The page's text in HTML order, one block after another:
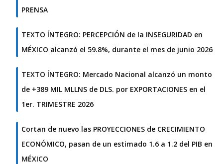
PRENSA
TEXTO ÍNTEGRO: PERCEPCIÓN de la INSEGURIDAD en
MÉXICO alcanzó el 59.8%, durante el mes de junio 2026
TEXTO ÍNTEGRO: Mercado Nacional alcanzó un monto
de +389 MIL MLLNS de DLS. por EXPORTACIONES en el
1er. TRIMESTRE 2026
Cortan de nuevo las PROYECCIONES de CRECIMIENTO
ECONÓMICO, pasan de un estimado 1.6 a 1.2 del PIB en
MÉXICO